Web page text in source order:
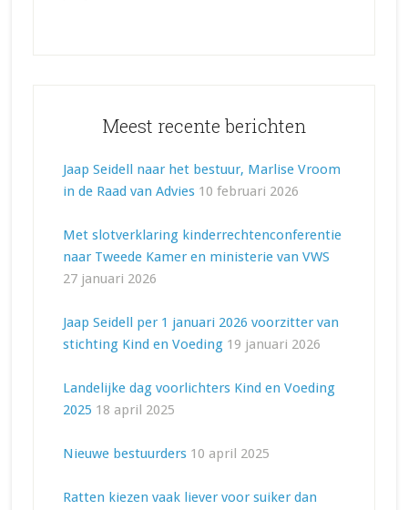
Meest recente berichten
Jaap Seidell naar het bestuur, Marlise Vroom
in de Raad van Advies 10 februari 2026
Met slotverklaring kinderrechtenconferentie
naar Tweede Kamer en ministerie van VWS
27 januari 2026
Jaap Seidell per 1 januari 2026 voorzitter van
stichting Kind en Voeding 19 januari 2026
Landelijke dag voorlichters Kind en Voeding
2025 18 april 2025
Nieuwe bestuurders 10 april 2025
Ratten kiezen vaak liever voor suiker dan